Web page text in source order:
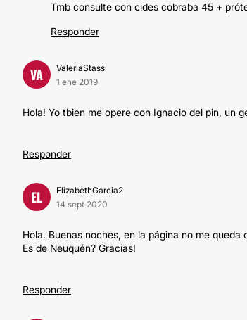
Tmb consulte con cides cobraba 45 +
Responder
VA
ValeriaStassi
1 ene 2019
Hola! Yo tbien me opere con Ignacio del pin, un
Responder
EL
ElizabethGarcia2
14 sept 2020
Hola. Buenas noches, en la página no me
Es de Neuquén? Gracias!
Responder